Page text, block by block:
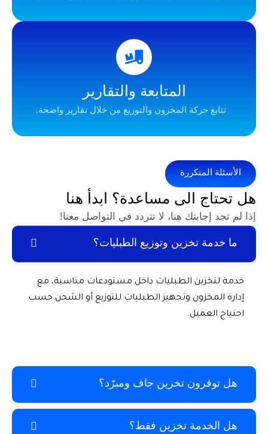
المتابعة والتقارير
حركة المخزون والتوزيع من خلال تقارير واضحة.
الى مساعدة؟ ابدأ هنا
هنا، لا تتردد في التواصل معنا!
تخزين وتوزيع الطبليات؟
الطبليات داخل مستودعات مناسبة، مع
وتجهيز الطبليات للتوزيع أو الشحن حسب
تخزين جاف ومبرّد؟
تخزين فقط؟